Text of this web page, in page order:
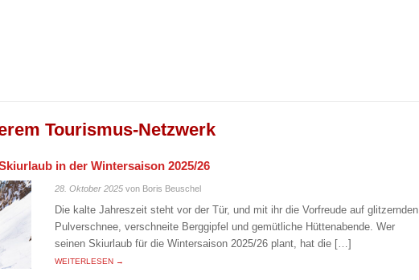
Tourismus-Netzwerk
in der Wintersaison 2025/26
28. Oktober 2025 von Boris Beuschel
Die kalte Jahreszeit steht vor der Tür, und mit ihr die Vorfreude auf glitzernden
Pulverschnee, verschneite Berggipfel und gemütliche Hüttenabende. Wer
seinen Skiurlaub für die Wintersaison 2025/26 plant, hat die […]
WEITERLESEN →